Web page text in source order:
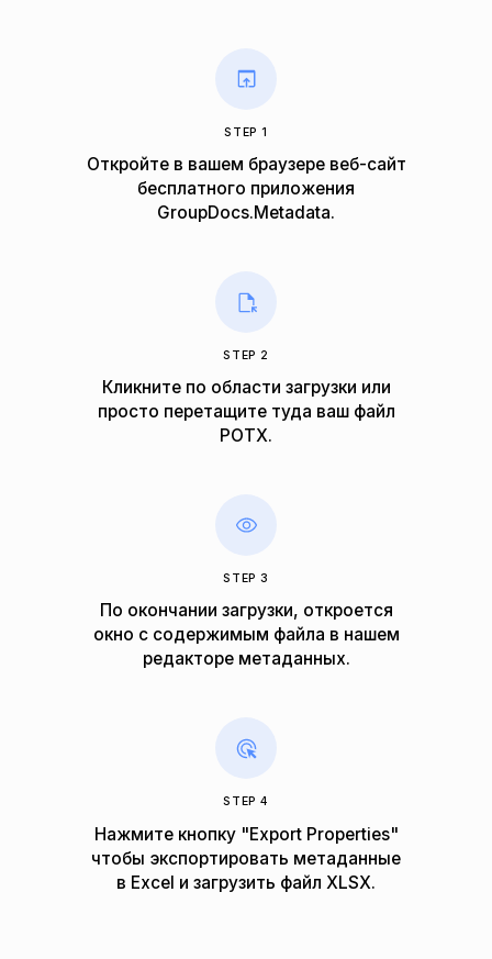
STEP 1
Откройте в вашем браузере веб-сайт
бесплатного приложения
GroupDocs.Metadata.
STEP 2
Кликните по области загрузки или
просто перетащите туда ваш файл
POTX.
STEP 3
По окончании загрузки, откроется
окно c содержимым файла в нашем
редакторе метаданных.
STEP 4
Нажмите кнопку "Export Properties"
чтобы экспортировать метаданные
в Excel и загрузить файл XLSX.